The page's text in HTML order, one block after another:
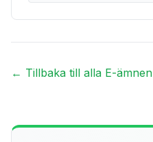
← Tillbaka till alla E-ämnen